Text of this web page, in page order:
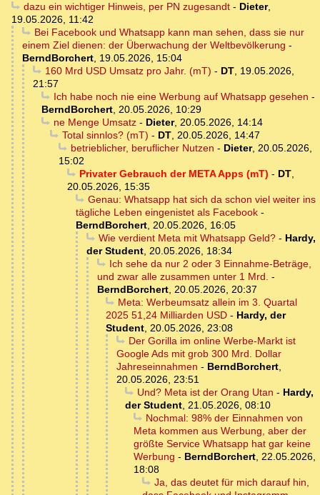
dazu ein wichtiger Hinweis, per PN zugesandt- Dieter,
19.05.2026, 11:42
Bei Facebook und Whatsapp kann man sehen, dass sie nur
einem Ziel dienen: der Überwachung der Weltbevölkerung -
BerndBorchert, 19.05.2026, 15:04
160 Mrd USD Umsatz pro Jahr. (mT) - DT, 19.05.2026,
21:57
Ich habe noch nie eine Werbung auf Whatsapp gesehen -
BerndBorchert, 20.05.2026, 10:29
ne Menge Umsatz- Dieter, 20.05.2026, 14:14
Total sinnlos? (mT) - DT, 20.05.2026, 14:47
betrieblicher, beruflicher Nutzen - Dieter, 20.05.2026,
15:02
Privater Gebrauch der META Apps (mT) - DT,
20.05.2026, 15:35
Genau: Whatsapp hat sich da schon viel weiter ins
tägliche Leben eingenistet als Facebook -
BerndBorchert, 20.05.2026, 16:05
Wie verdient Meta mit Whatsapp Geld?- Hardy,
der Student, 20.05.2026, 18:34
Ich sehe da nur 2 oder 3 Einnahme-Beträge,
und zwar alle zusammen unter 1 Mrd. -
BerndBorchert, 20.05.2026, 20:37
Meta: Werbeumsatz allein im 3. Quartal
2025 51,24 Milliarden USD - Hardy, der
Student, 20.05.2026, 23:08
Der Gorilla im online Werbe-Markt ist
Google Ads mit grob 300 Mrd. Dollar
Jahreseinnahmen - BerndBorchert,
20.05.2026, 23:51
Und? Meta ist der Orang Utan - Hardy,
der Student, 21.05.2026, 08:10
Nochmal: 98% der Einnahmen von
Meta kommen aus Werbung, aber der
größte Service Whatsapp hat gar keine
Werbung - BerndBorchert, 22.05.2026,
18:08
Ja, das deutet für mich darauf hin,